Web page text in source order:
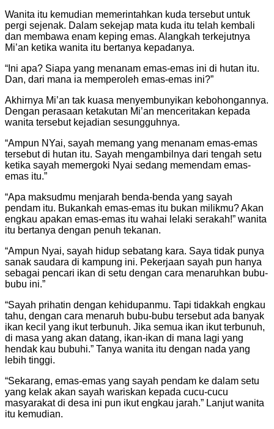
Wanita itu kemudian memerintahkan kuda tersebut untuk
pergi sejenak. Dalam sekejap mata kuda itu telah kembali
dan membawa enam keping emas. Alangkah terkejutnya
Mi’an ketika wanita itu bertanya kepadanya.
“Ini apa? Siapa yang menanam emas-emas ini di hutan itu.
Dan, dari mana ia memperoleh emas-emas ini?”
Akhirnya Mi’an tak kuasa menyembunyikan kebohongannya.
Dengan perasaan ketakutan Mi’an menceritakan kepada
wanita tersebut kejadian sesungguhnya.
“Ampun NYai, sayah memang yang menanam emas-emas
tersebut di hutan itu. Sayah mengambilnya dari tengah setu
ketika sayah memergoki Nyai sedang memendam emas-
emas itu.”
“Apa maksudmu menjarah benda-benda yang sayah
pendam itu. Bukankah emas-emas itu bukan milikmu? Akan
engkau apakan emas-emas itu wahai lelaki serakah!” wanita
itu bertanya dengan penuh tekanan.
“Ampun Nyai, sayah hidup sebatang kara. Saya tidak punya
sanak saudara di kampung ini. Pekerjaan sayah pun hanya
sebagai pencari ikan di setu dengan cara menaruhkan bubu-
bubu ini.”
“Sayah prihatin dengan kehidupanmu. Tapi tidakkah engkau
tahu, dengan cara menaruh bubu-bubu tersebut ada banyak
ikan kecil yang ikut terbunuh. Jika semua ikan ikut terbunuh,
di masa yang akan datang, ikan-ikan di mana lagi yang
hendak kau bubuhi.” Tanya wanita itu dengan nada yang
lebih tinggi.
“Sekarang, emas-emas yang sayah pendam ke dalam setu
yang kelak akan sayah wariskan kepada cucu-cucu
masyarakat di desa ini pun ikut engkau jarah.” Lanjut wanita
itu kemudian.